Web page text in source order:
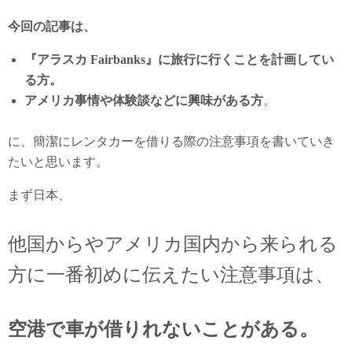
今回の記事は、
『アラスカ Fairbanks』に旅行に行くことを計画してい
る方。
アメリカ事情や体験談などに興味がある方。
に、簡潔にレンタカーを借りる際の注意事項を書いていき
たいと思います。
まず日本、
他国からやアメリカ国内から来られる
方に一番初めに伝えたい注意事項は、
空港で車が借りれないことがある。